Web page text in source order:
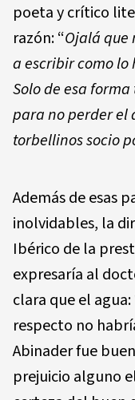
poeta y crítico
razón: “Ojalá que
a escribir como lo
Solo de esa
para no perder el
torbellinos socio
Además de esas
inolvidables, la
Ibérico de la
expresaría al
clara que el
respecto no
Abinader fue
prejuicio alguno